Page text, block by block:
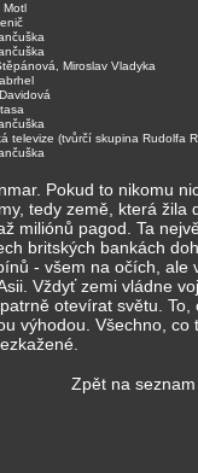
Motl
Miroslav Vladyka
televize (tvůrčí skupina Rudolfa
Pokud to nikomu
tedy země, která žila
miliónů pagod. Ta
britských bankách
- všem na očích, ale
Vždyť zemi vládne
otevírat světu.
výhodou. Všechno,
Zpět na seznam